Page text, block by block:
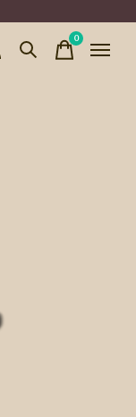
0items